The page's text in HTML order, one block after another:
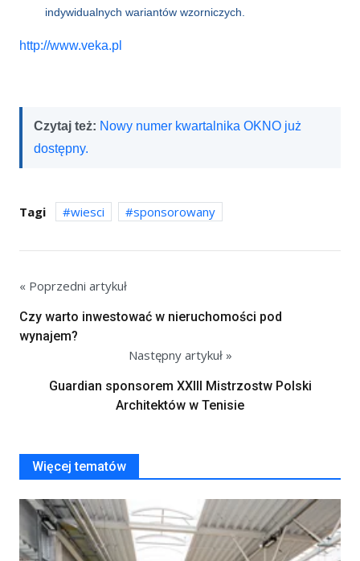
indywidualnych wariantów wzorniczych.
http://www.veka.pl
Czytaj też: Nowy numer kwartalnika OKNO już
dostępny.
Tagi wiesci sponsorowany
« Poprzedni artykuł
Czy warto inwestować w nieruchomości pod
wynajem?
Następny artykuł »
Guardian sponsorem XXIII Mistrzostw Polski
Architektów w Tenisie
Więcej tematów